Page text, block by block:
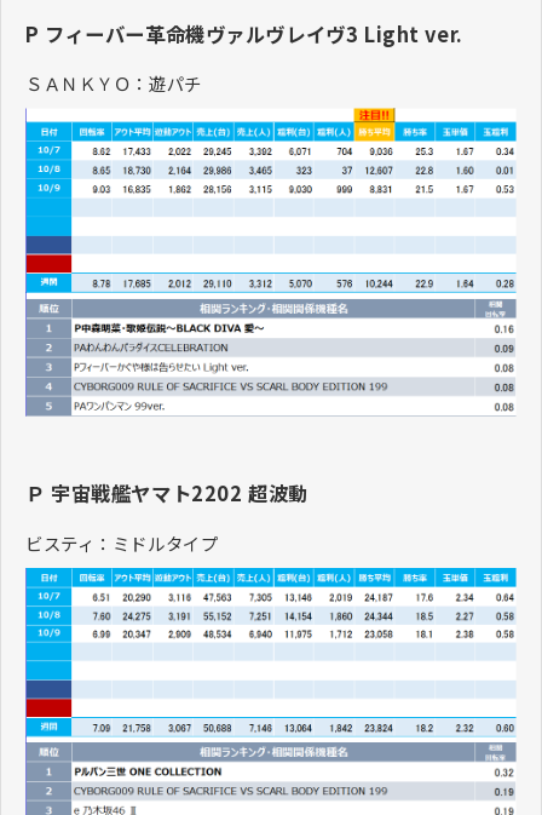
P フィーバー革命機ヴァルヴレイヴ3 Light ver.
ＳＡＮＫＹＯ：遊パチ
Ｐ 宇宙戦艦ヤマト2202 超波動
ビスティ：ミドルタイプ